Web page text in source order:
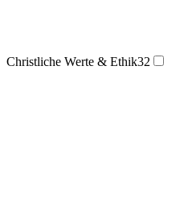
Christliche Werte & Ethik32